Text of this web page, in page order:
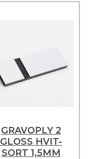
GRAVOPLY 2
GLOSS HVIT-
SORT 1,5MM